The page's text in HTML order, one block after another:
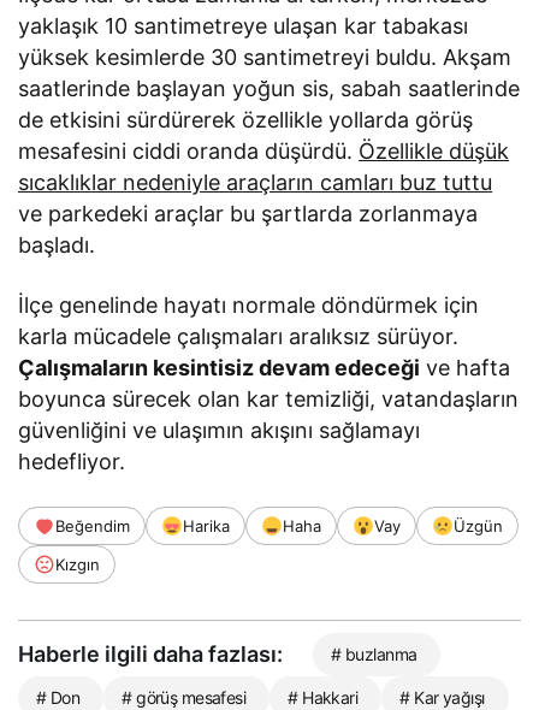
yaklaşık 10 santimetreye ulaşan kar tabakası
yüksek kesimlerde 30 santimetreyi buldu. Akşam
saatlerinde başlayan yoğun sis, sabah saatlerinde
de etkisini sürdürerek özellikle yollarda görüş
mesafesini ciddi oranda düşürdü. Özellikle düşük
sıcaklıklar nedeniyle araçların camları buz tuttu
ve parkedeki araçlar bu şartlarda zorlanmaya
başladı.
İlçe genelinde hayatı normale döndürmek için
karla mücadele çalışmaları aralıksız sürüyor.
Çalışmaların kesintisiz devam edeceği ve hafta
boyunca sürecek olan kar temizliği, vatandaşların
güvenliğini ve ulaşımın akışını sağlamayı
hedefliyor.
Beğendim Harika Haha Vay
Üzgün
Kızgın
Haberle ilgili daha fazlası: # buzlanma
# Don # görüş mesafesi # Hakkari # Kar yağışı